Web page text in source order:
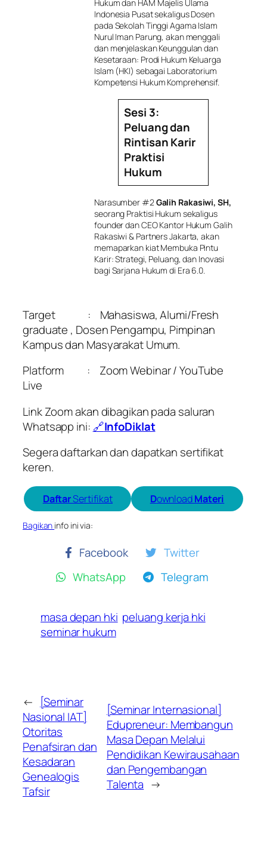
Hukum dan HAM Majelis Ulama
Indonesia Pusat sekaligus Dosen
pada Sekolah Tinggi Agama Islam
Nurul Iman Parung, akan menggali
dan menjelaskan Keunggulan dan
Kesetaraan: Prodi Hukum Keluarga
Islam (HKI) sebagai Laboratorium
Kompetensi Hukum Komprehensif.
Sesi 3:
Peluang dan
Rintisan Karir
Praktisi
Hukum
Narasumber #2Galih Rakasiwi, SH,
seorang Praktisi Hukum sekaligus
founder dan CEO Kantor Hukum Galih
Rakasiwi & Partners Jakarta, akan
memaparkan kiat Membuka Pintu
Karir: Strategi, Peluang, dan Inovasi
bagi Sarjana Hukum di Era 6.0.
Target : Mahasiswa, Alumi/Fresh
graduate , Dosen Pengampu, Pimpinan
Kampus dan Masyarakat Umum.
Platform : Zoom Webinar /YouTube
Live
Link Zoom akan dibagikan pada saluran
Whatsapp ini: 🔗InfoDiklat
Segera daftarkan dan dapatkan sertifikat
keren.
DaftarSertifikat DownloadMateri
Bagikan info ini via:
Facebook
Twitter
WhatsApp
Telegram
masa depan hki peluang kerja hki
seminar hukum
←
[Seminar
Nasional IAT]
Otoritas
Penafsiran dan
Kesadaran
Genealogis
Tafsir
[Seminar Internasional]
Edupreneur: Membangun
Masa Depan Melalui
Pendidikan Kewirausahaan
dan Pengembangan
Talenta →